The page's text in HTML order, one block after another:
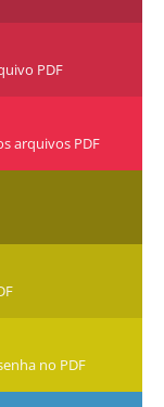
PDF
arquivos PDF
no PDF